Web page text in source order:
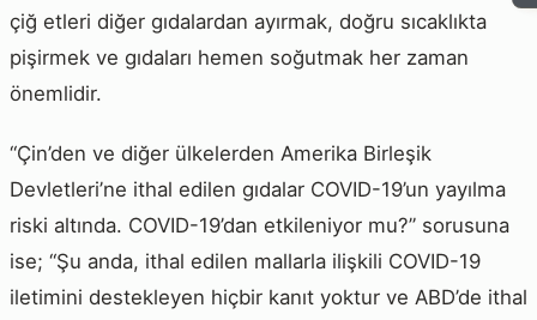
çiğ etleri diğer gıdalardan ayırmak, doğru sıcaklıkta
pişirmek ve gıdaları hemen soğutmak her zaman
önemlidir.
“Çin’den ve diğer ülkelerden Amerika Birleşik
Devletleri’ne ithal edilen gıdalar COVID-19’un yayılma
riski altında. COVID-19’dan etkileniyor mu?” sorusuna
ise; “Şu anda, ithal edilen mallarla ilişkili COVID-19
iletimini destekleyen hiçbir kanıt yoktur ve ABD’de ithal